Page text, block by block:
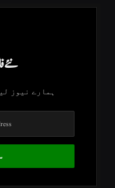
نئے
ہمارے نیوز